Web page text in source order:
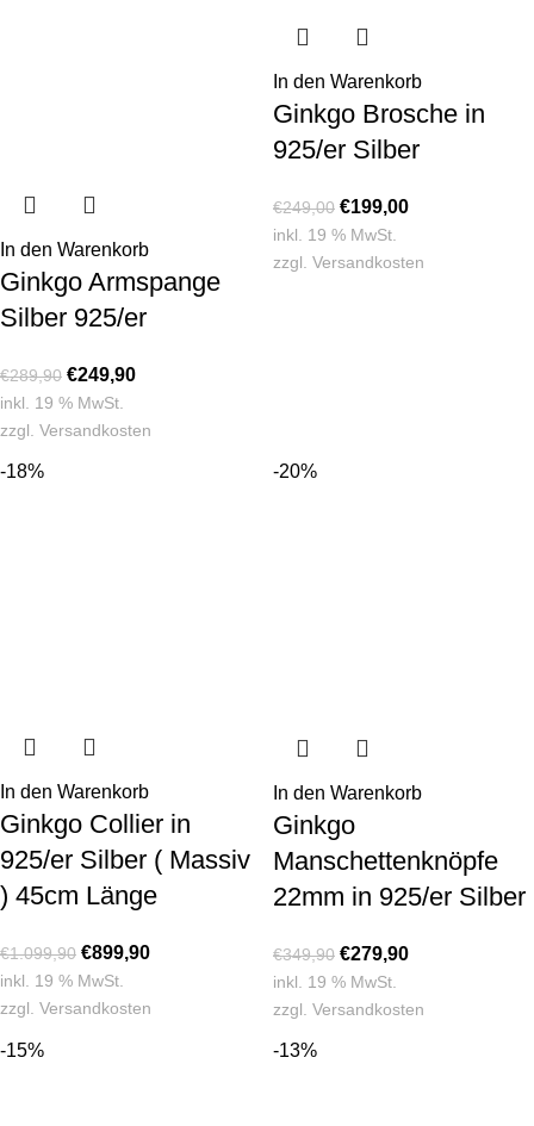
In den Warenkorb
Ginkgo Armspange
Silber 925/er
€289,90 €249,90
inkl. 19 % MwSt.
zzgl. Versandkosten
In den Warenkorb
Ginkgo Brosche in
925/er Silber
€249,00 €199,00
inkl. 19 % MwSt.
zzgl. Versandkosten
-18%
In den Warenkorb
Ginkgo Collier in
925/er Silber ( Massiv
) 45cm Länge
€1.099,90 €899,90
inkl. 19 % MwSt.
zzgl. Versandkosten
-20%
In den Warenkorb
Ginkgo
Manschettenknöpfe
22mm in 925/er Silber
€349,90 €279,90
inkl. 19 % MwSt.
zzgl. Versandkosten
-15% -13%